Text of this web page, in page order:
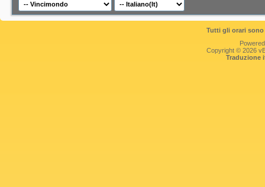
Tutti gli orari
Copyright © 2026
Traduzione